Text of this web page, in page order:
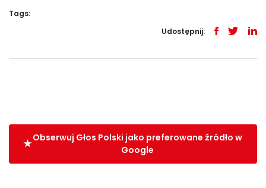
Tags:
Udostępnij:
Obserwuj Głos Polski jako preferowane źródło w
Google